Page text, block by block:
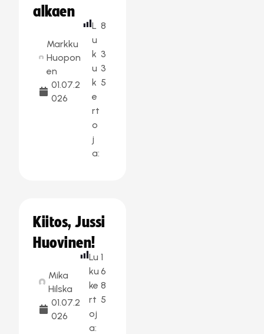
alkaen
Markku
Huopon
en
01.07.2
026
L
u
k
u
k
e
rt
o
j
a:
8
3
3
5
Kiitos, Jussi
Huovinen!
Mika
Hilska
01.07.2
026
Lu
ku
ke
rt
oj
a:
1
6
8
5